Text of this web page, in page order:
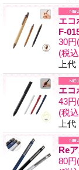
エコ
F-
30円
(税込
上代
エコ
43円
(税込
上代
Re
80円